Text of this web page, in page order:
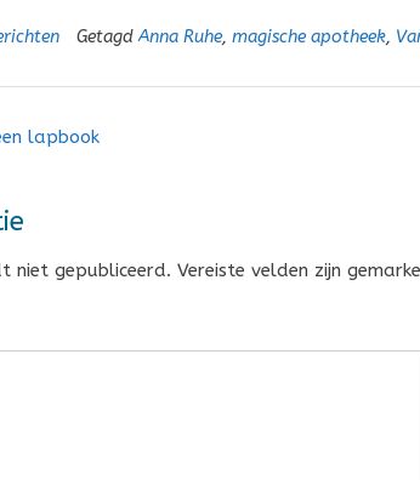
GetagdAnna Ruhe, magische apotheek,
lapbook
niet gepubliceerd. Vereiste velden zijn